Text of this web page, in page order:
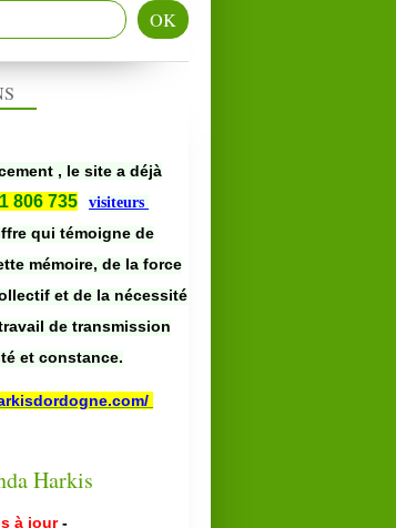
, le site a déjà
1 806 735
visiteurs
qui témoigne de
mémoire, de la force
et de la nécessité
de transmission
et constance.
à jour -